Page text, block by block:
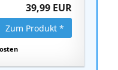
39,99 EUR
Zum Produkt *